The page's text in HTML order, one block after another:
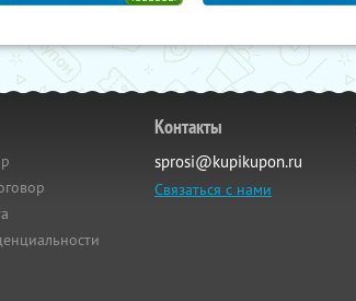
Контакты
sprosi@kupikupon.ru
Связаться с нами